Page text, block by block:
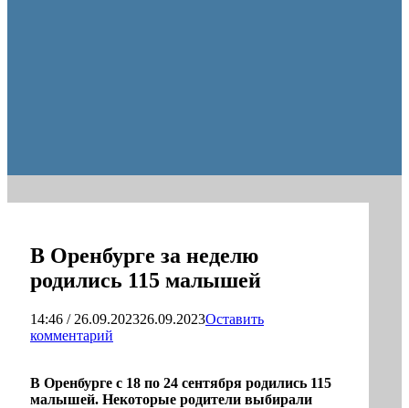
В Оренбурге за неделю
родились 115 малышей
14:46 / 26.09.202326.09.2023Оставить
комментарий
В Оренбурге с 18 по 24 сентября родились 115
малышей. Некоторые родители выбирали